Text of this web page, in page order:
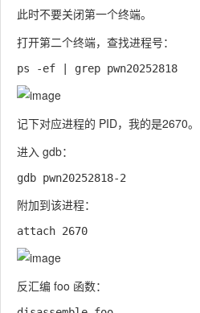
此时不要关闭第一个终端。
打开第二个终端，查找进程号：
记下对应进程的 PID，我的是2670。
进入 gdb：
附加到该进程：
反汇编 foo 函数：